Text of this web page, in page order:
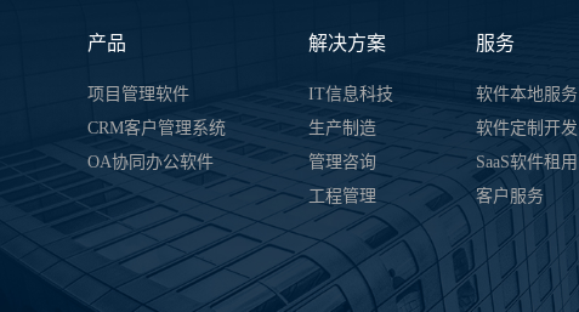
产品
项目管理软件
CRM客户管理系统
OA协同办公软件
解决方案
IT信息科技
生产制造
管理咨询
工程管理
服务
软件本地服务
软件定制开发
SaaS软件租用
客户服务